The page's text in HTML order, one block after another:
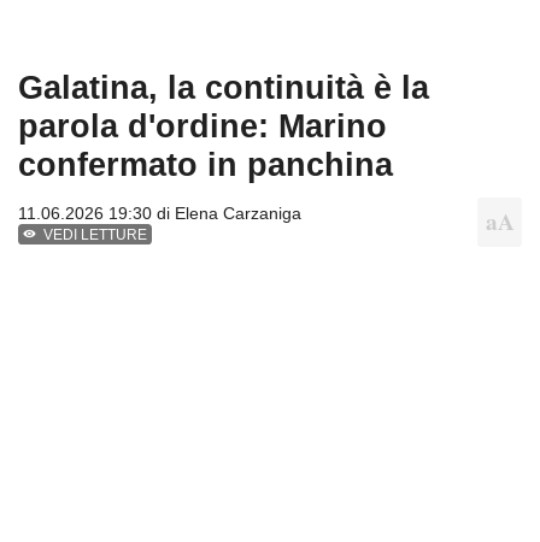
Galatina, la continuità è la
parola d'ordine: Marino
confermato in panchina
11.06.2026 19:30 di Elena Carzaniga
VEDI LETTURE